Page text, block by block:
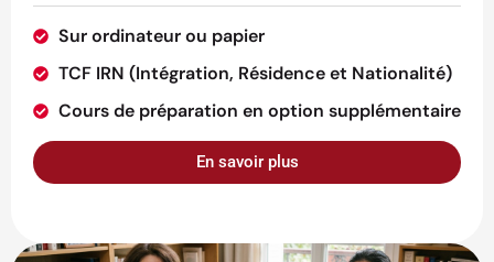
Sur ordinateur ou papier
TCF IRN (Intégration, Résidence et Nationalité)
Cours de préparation en option supplémentaire
En savoir plus